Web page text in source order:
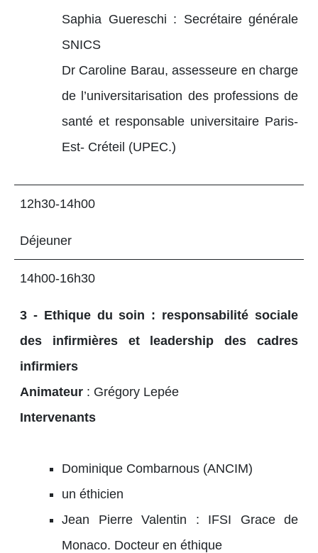
Saphia Guereschi : Secrétaire générale
SNICS
Dr Caroline Barau, assesseure en charge
de l’universitarisation des professions de
santé et responsable universitaire Paris-
Est- Créteil (UPEC.)
12h30-14h00
Déjeuner
14h00-16h30
3 - Ethique du soin : responsabilité sociale
des infirmières et leadership des cadres
infirmiers
Animateur : Grégory Lepée
Intervenants
Dominique Combarnous (ANCIM)
un éthicien
Jean Pierre Valentin : IFSI Grace de
Monaco. Docteur en éthique